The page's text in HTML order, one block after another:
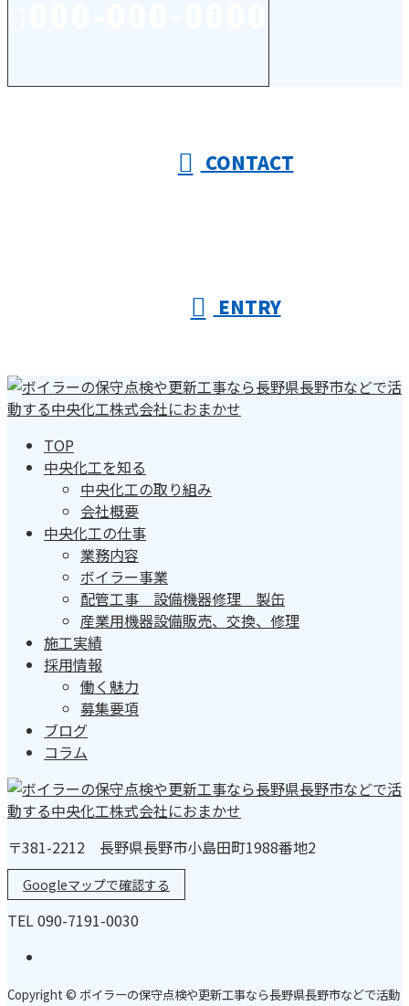
CONTACT
ENTRY
TOP
中央化工を知る
中央化工の取り組み
会社概要
中央化工の仕事
業務内容
ボイラー事業
配管工事 設備機器修理 製缶
産業用機器設備販売、交換、修理
施工実績
採用情報
働く魅力
募集要項
ブログ
コラム
〒381-2212 長野県長野市小島田町1988番地2
Googleマップで確認する
TEL 090-7191-0030
Copyright © ボイラーの保守点検や更新工事なら長野県長野市などで活動